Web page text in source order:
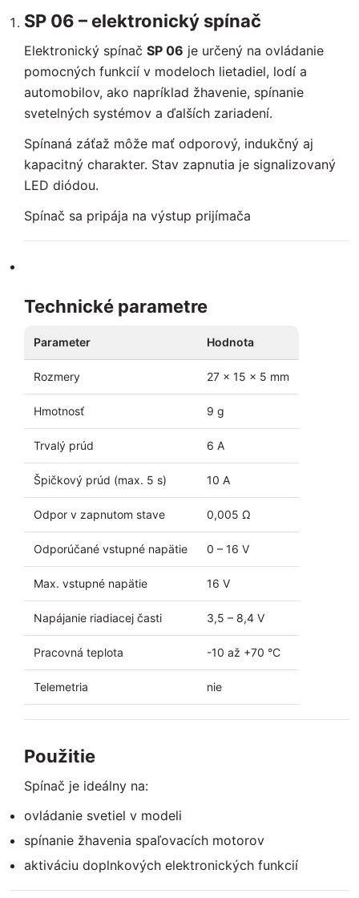
SP 06 – elektronický spínač
Elektronický spínač SP 06 je určený na ovládanie
pomocných funkcií v modeloch lietadiel, lodí a
automobilov, ako napríklad žhavenie, spínanie
svetelných systémov a ďalších zariadení.
Spínaná záťaž môže mať odporový, indukčný aj
kapacitný charakter. Stav zapnutia je signalizovaný
LED diódou.
Spínač sa pripája na výstup prijímača
Technické parametre
Parameter Hodnota
Rozmery 27 × 15 × 5 mm
Hmotnosť 9 g
Trvalý prúd 6 A
Špičkový prúd (max. 5 s) 10 A
Odpor v zapnutom stave 0,005 Ω
Odporúčané vstupné napätie 0 – 16 V
Max. vstupné napätie 16 V
Napájanie riadiacej časti 3,5 – 8,4 V
Pracovná teplota -10 až +70 °C
Telemetria nie
Použitie
Spínač je ideálny na:
ovládanie svetiel v modeli
spínanie žhavenia spaľovacích motorov
aktiváciu doplnkových elektronických funkcií